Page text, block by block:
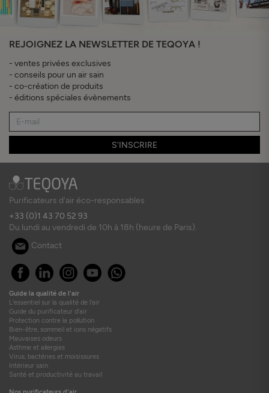
REJOIGNEZ LA NEWSLETTER DE TEQOYA !
- ventes privées exclusives
- conseils pour un air sain
- co-création de produits
- éditions spéciales évènements
S'INSCRIRE
Purificateurs d'air éco-responsables
+33 (0)1 43 70 52 93
Du lundi au vendredi de 10h à 18h (heure de Paris).
Contact
Guide la qualité de l'air
L'essentiel sur la qualité de l'air
Guide du purificateur d'air
Protection contre la pollution
Bien-être, sommeil et ions négatifs
Mauvaises odeurs
Asthme et allergies
Virus, bactéries et moisissures
Intérieur sain
Santé et productivité au travail